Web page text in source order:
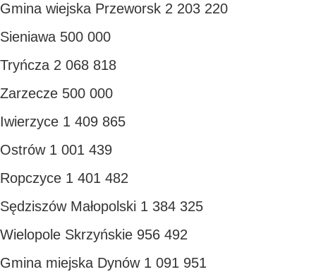
Gmina wiejska Przeworsk 2 203 220
Sieniawa 500 000
Tryńcza 2 068 818
Zarzecze 500 000
Iwierzyce 1 409 865
Ostrów 1 001 439
Ropczyce 1 401 482
Sędziszów Małopolski 1 384 325
Wielopole Skrzyńskie 956 492
Gmina miejska Dynów 1 091 951